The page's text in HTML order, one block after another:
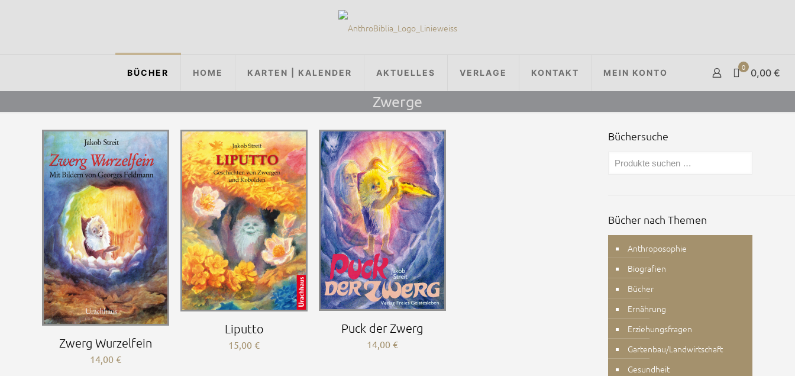
BÜCHER HOME KARTEN | KALENDER AKTUELLES VERLAGE KONTAKT MEIN KONTO
0 0,00 €
Zwerge
Zwerg Wurzelfein
14,00€
Liputto
15,00€
Puck der Zwerg
14,00 €
Büchersuche
Bücher nach Themen
Anthroposophie
Biografien
Bücher
Ernährung
Erziehungsfragen
Gartenbau/Landwirtschaft
Gesundheit